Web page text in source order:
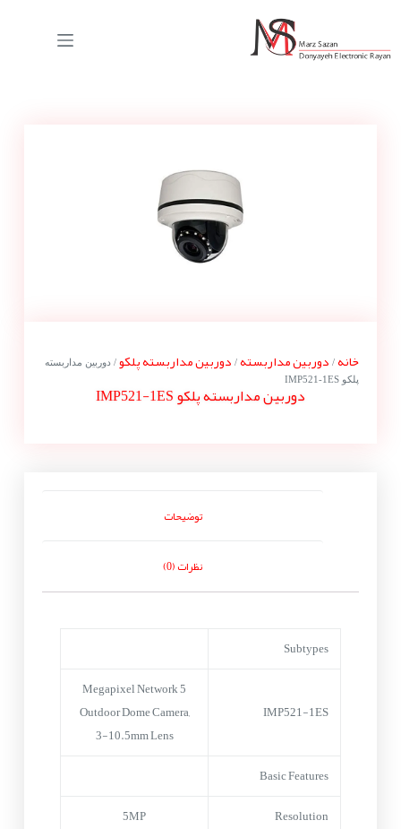
خانه/ دوربین مداربسته/ دوربین مداربسته پلکو/ دوربین مداربسته
پلکو IMP521-1ES
دوربین مداربسته پلکو IMP521-1ES
توضیحات
نظرات (0)
Subtypes
IMP521-1ES
5 Megapixel Network
Outdoor Dome Camera,
3-10.5mm Lens
Basic Features
Resolution
5MP